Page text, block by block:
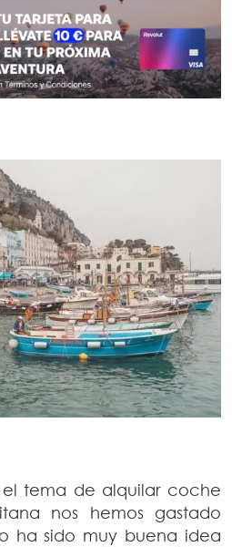
tema de alquilar coche
nos hemos gastado
ha sido muy buena idea